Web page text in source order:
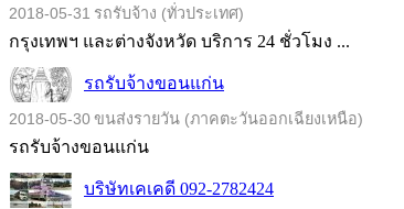
2018-05-31 รถรับจ้าง (ทั่วประเทศ)
กรุงเทพฯ และต่างจังหวัด บริการ 24 ชั่วโมง ...
รถรับจ้างขอนแก่น
2018-05-30ขนส่งรายวัน (ภาคตะวันออกเฉียงเหนือ)
รถรับจ้างขอนแก่น
บริษัทเคเคดี 092-2782424